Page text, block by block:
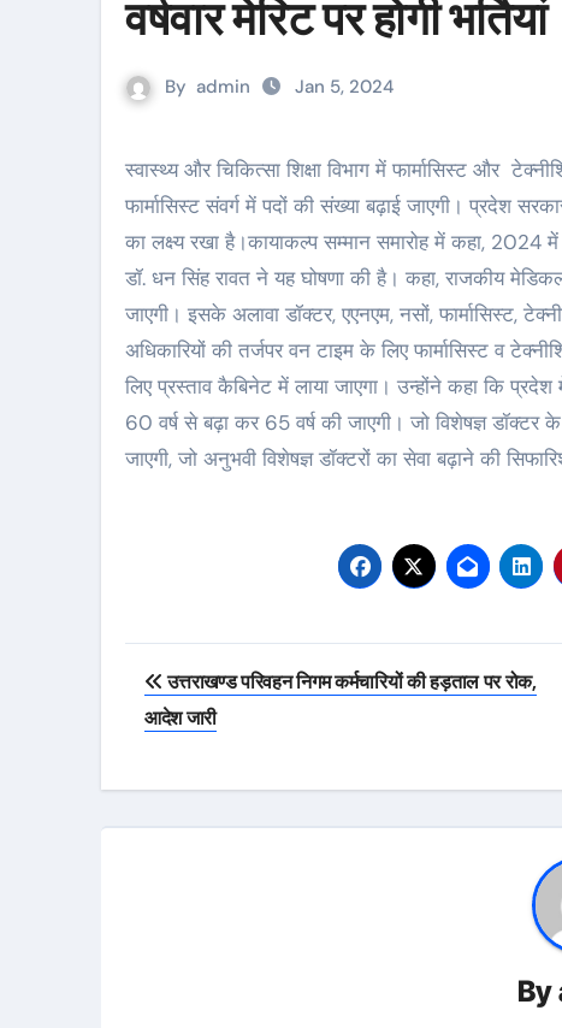
वर्षवार मेरिट पर होगी भर्तियां
By admin Jan 5, 2024
स्वास्थ्य और चिकित्सा शिक्षा विभाग में फार्मासिस्ट और टेक्नीशियन पदों पर वर्षवार मेरिट पर भर्ती की जाएगी। इसके अलावा
फार्मासिस्ट संवर्ग में पदों की संख्या बढ़ाई जाएगी। प्रदेश
का लक्ष्य रखा है।कायाकल्प सम्मान समारोह में कहा, 2024 में
डॉ. धन सिंह रावत ने यह घोषणा की है। कहा, राजकीय मेडिकल
जाएगी। इसके अलावा डॉक्टर, एएनएम, नसों, फार्मासिस्ट,
अधिकारियों की तर्जपर वन टाइम के लिए फार्मासिस्ट व
लिए प्रस्ताव कैबिनेट में लाया जाएगा। उन्होंने कहा कि
60 वर्ष से बढ़ा कर 65 वर्ष की जाएगी। जो विशेषज्ञ
जाएगी, जो अनुभवी विशेषज्ञ डॉक्टरों का सेवा बढ़ाने की
Post
navigation
उत्तराखण्ड परिवहन निगम कर्मचारियों की हड़ताल पर रोक,
आदेश जारी
By